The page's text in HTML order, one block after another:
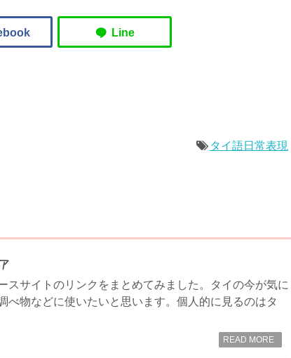
タイ語日常表現
スサイトのリンクをまとめてみました。タイの今が気に
べ物などに使いたいと思います。個人的に見るのはタ
READ MORE